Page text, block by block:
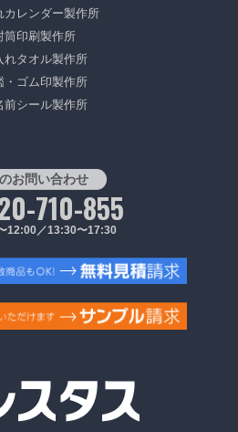
カレンダー製作所
筒印刷製作所
れタオル製作所
・ゴム印製作所
前シール製作所
お問い合わせ
710-855
12:00／13:30〜17:30